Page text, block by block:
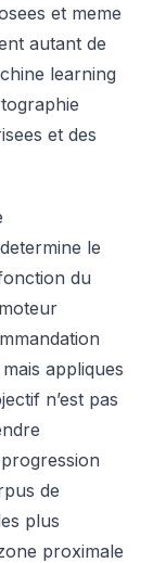
et meme
autant de
learning
et des
le
du
appliques
n’est pas
de
plus
proximale